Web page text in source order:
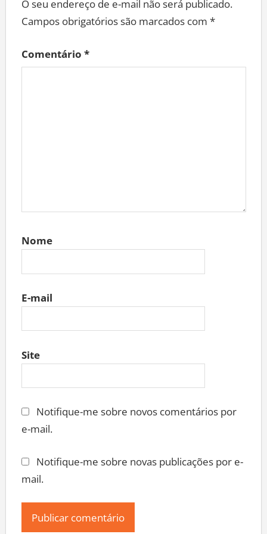
O seu endereço de e-mail não será publicado.
Campos obrigatórios são marcados com *
Comentário *
Nome
E-mail
Site
Notifique-me sobre novos comentários por
e-mail.
Notifique-me sobre novas publicações por e-
mail.